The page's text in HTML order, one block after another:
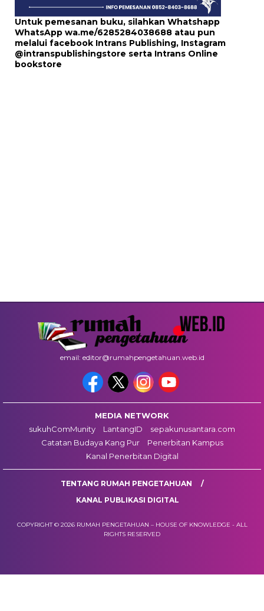
Untuk pemesanan buku, silahkan Whatshapp
WhatsApp wa.me/6285284038688 atau pun
melalui facebook Intrans Publishing, Instagram
@intranspublishingstore serta Intrans Online
bookstore
email: editor@rumahpengetahuan.web.id
MEDIA NETWORK
sukuhComMunity
LantangID
sepakunusantara.com
Catatan Budaya Kang Pur
Penerbitan Kampus
Kanal Penerbitan Digital
TENTANG RUMAH PENGETAHUAN
KANAL PUBLIKASI DIGITAL
COPYRIGHT © 2026 RUMAH PENGETAHUAN – HOUSE OF KNOWLEDGE - ALL
RIGHTS RESERVED